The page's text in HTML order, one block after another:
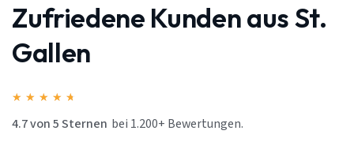
Zufriedene Kunden aus St.
Gallen
★ ★ ★ ★ ★
4.7 von 5 Sternen bei 1.200+ Bewertungen.